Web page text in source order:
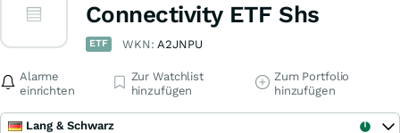
Connectivity ETF Shs
ETF WKN:A2JNPU
Alarme
einrichten
Zur Watchlist
hinzufügen
Zum Portfolio
hinzufügen
Lang & Schwarz